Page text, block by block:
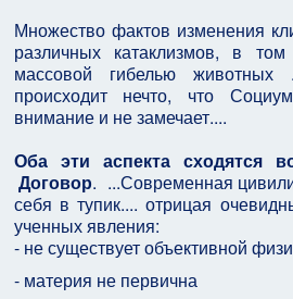
Множество фактов изменения
различных катаклизмов, в
массовой гибелью животных
происходит нечто, что
внимание и не замечает....
Оба эти аспекта сходятся
Договор. ...Современная
себя в тупик.... отрицая
ученных явления:
- не существует объективной
- материя не первична